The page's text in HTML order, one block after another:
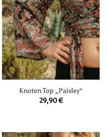
Knoten Top „Paisley“
29,90€